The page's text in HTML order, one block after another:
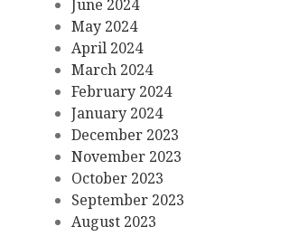
June 2024
May 2024
April 2024
March 2024
February 2024
January 2024
December 2023
November 2023
October 2023
September 2023
August 2023